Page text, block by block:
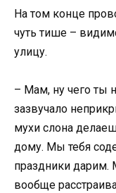
На том конце
чуть тише –
улицу.
– Мам, ну чего ты
зазвучало
мухи слона
дому. Мы тебя
праздники дарим.
вообще